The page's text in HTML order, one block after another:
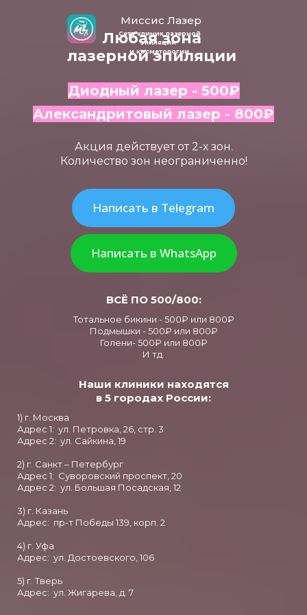
Любая зона
лазерной эпиляции
Диодный лазер - 500₽
Александритовый лазер - 800₽
Акция действует от 2-х зон.
Количество зон неограниченно!
Написать в Telegram
Написать в WhatsApp
ВСЁ ПО 500/800:
Тотальное бикини - 500₽ или 800₽
Подмышки - 500₽ или 800₽
Голени- 500₽ или 800₽
И тд.
Наши клиники находятся
в 5 городах России:
1) г. Москва
Адрес 1: ул. Петровка, 26, стр. 3
Адрес 2: ул. Сайкина, 19
2) г. Санкт – Петербург
Адрес 1: Суворовский проспект, 20
Адрес 2: ул. Большая Посадская, 12
3) г. Казань
Адрес: пр-т Победы 139, корп. 2
4) г. Уфа
Адрес: ул. Достоевского, 106
5) г. Тверь
Адрес: ул. Жигарева, д. 7
Сеть клиник лазерной
эпиляции
и косметологии
Миссис Лазер